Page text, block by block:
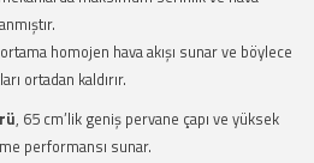
homojen hava akışı sunar ve böylece
ortadan kaldırır.
, 65 cm’lik geniş pervane çapı ve yüksek
performansı sunar.